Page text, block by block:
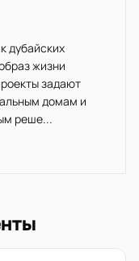
дубайских
жизни
задают
домам и
реше...